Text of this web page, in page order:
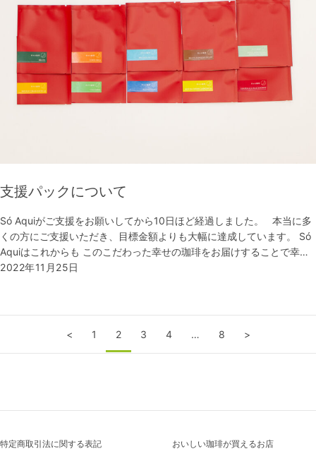
支援パックについて
Só Aquiがご支援をお願いしてから10日ほど経過しました。 本当に多
くの方にご支援いただき、目標金額よりも大幅に達成しています。 Só
Aquiはこれからも このこだわった幸せの珈琲をお届けすることで幸…
2022年11月25日
< 1 2 3 4 … 8 >
特定商取引法に関する表記 おいしい珈琲が買えるお店